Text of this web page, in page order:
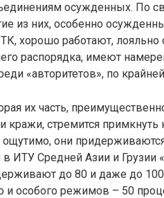
осужденных. По
из них, особенно
хорошо работают, лояльно
распорядка, имеют
«авторитетов», по
их часть,
кражи, стремится
ощутимо, они
ИТУ Средней Азии и Грузии
до 80 и даже до
и особого режимов – 50